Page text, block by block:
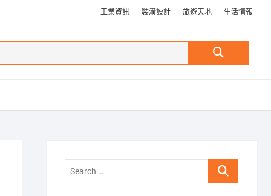
工業資訊 裝潢設計 旅遊天地 生活情報
Search
Search